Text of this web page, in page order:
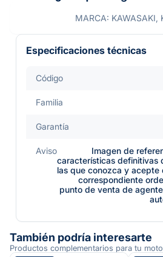
MARCA: KAWASAKI,
Especificaciones técnicas
Código
Familia
Garantía
Aviso
Imagen de
características definitivas
las que conozca y acepte
correspondiente
punto de venta de
También podría interesarte
Productos complementarios para tu moto